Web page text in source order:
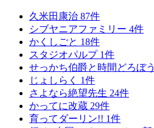
久米田康治 87件
シブヤニアファミリー 4件
かくしごと 18件
スタジオパルプ 1件
せっかち伯爵と時間どろぼう
じょしらく 1件
さよなら絶望先生 24件
かってに改蔵 29件
育ってダーリン!! 1件